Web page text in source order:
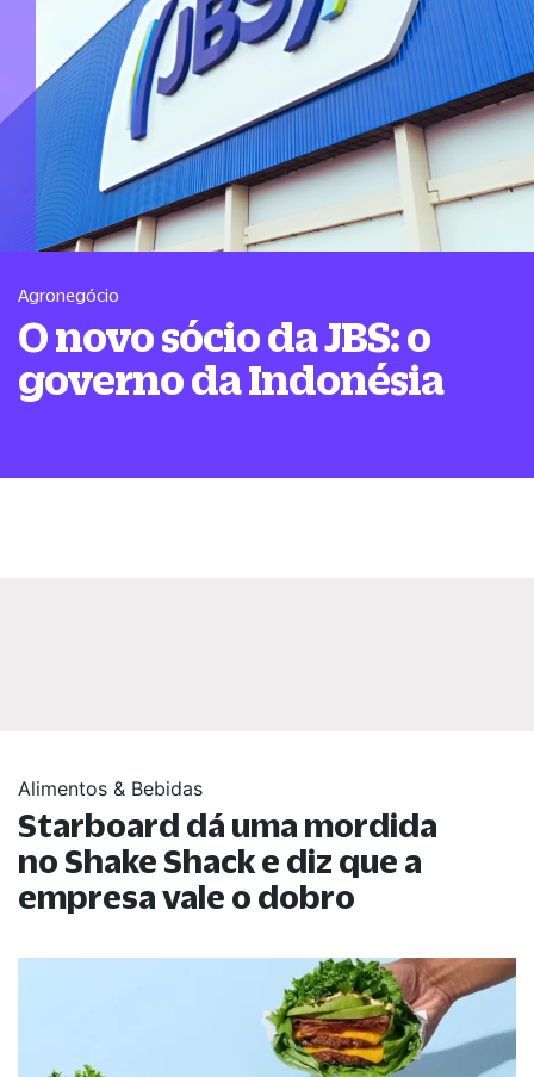
Agronegócio
O novo sócio da JBS: o
governo da Indonésia
Alimentos & Bebidas
Starboard dá uma mordida
no Shake Shack e diz que a
empresa vale o dobro